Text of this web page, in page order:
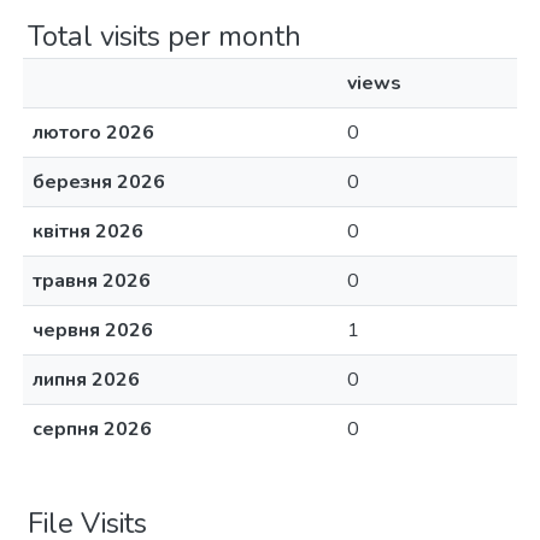
Total visits per month
views
лютого 2026
0
березня 2026
0
квітня 2026
0
травня 2026
0
червня 2026
1
липня 2026
0
серпня 2026
0
File Visits